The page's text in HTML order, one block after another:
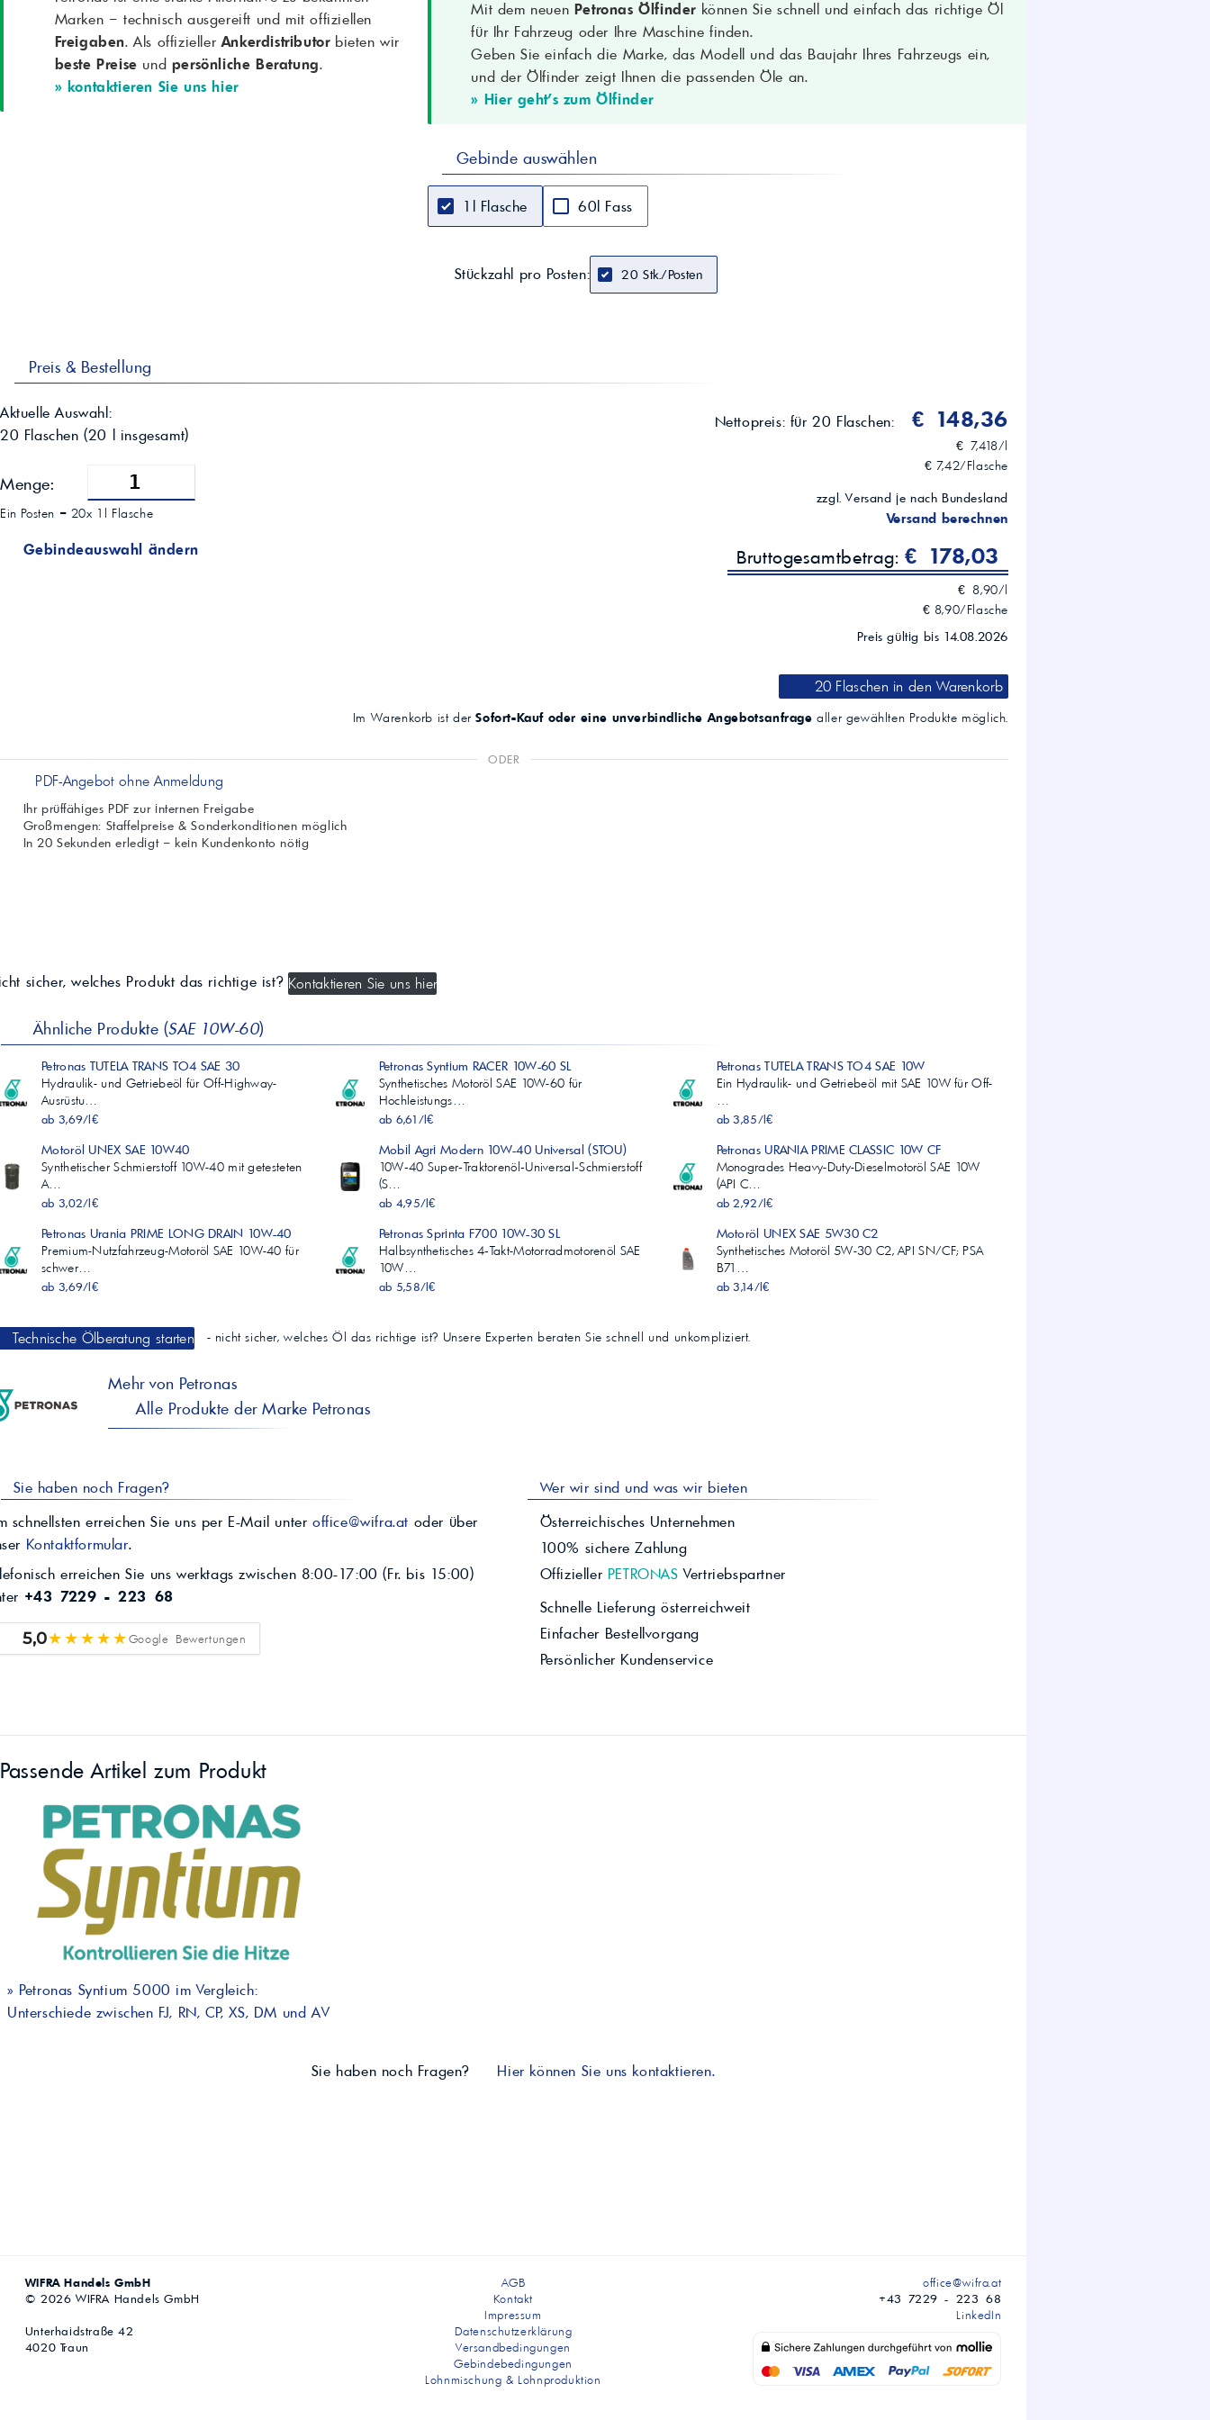
Marken – technisch ausgereift und mit offiziellen
Freigaben. Als offiziellerAnkerdistributorbieten wir
beste Preise und persönliche Beratung.
» kontaktieren Sie uns hier
Hinweis
Betriebsanleitung des Fahrzeugs beachten (empfohlene Viskosität/Spezifikationen)
Mit dem neuen Petronas Ölfinder können Sie schnell und einfach das richtige Öl
für Ihr Fahrzeug oder Ihre Maschine finden.
Geben Sie einfach die Marke, das Modell und das Baujahr Ihres Fahrzeugs ein,
und der Ölfinder zeigt Ihnen die passenden Öle an.
» Hier geht's zum Ölfinder
Gebinde auswählen
1l Flasche 60l Fass
Stückzahl pro Posten: 20 Stk./Posten
Preis & Bestellung
Aktuelle Auswahl:
20 Flaschen (20 l insgesamt)
Menge:
Ein Posten = 20x 1l Flasche
Gebindeauswahl ändern
Nettopreis: für 20 Flaschen: € 148,36
€ 7,418/l
€ 7,42/Flasche
zzgl. Versand je nach Bundesland
Versand berechnen
Bruttogesamtbetrag:€ 178,03
€ 8,90/l
€ 8,90/Flasche
Preis gültig bis 14.08.2026
20 Flaschen in den Warenkorb
Im Warenkorb ist derSofort-Kauf oder eine unverbindliche Angebotsanfrage aller gewählten Produkte möglich.
ODER
PDF-Angebot ohne Anmeldung
Ihr prüffähiges PDF zur internen Freigabe
Großmengen: Staffelpreise & Sonderkonditionen möglich
In 20 Sekunden erledigt – kein Kundenkonto nötig
sicher, welches Produkt das richtige ist? Kontaktieren Sie uns hier
Ähnliche Produkte (SAE 10W-60)
Petronas TUTELA TRANS TO4 SAE 30
Hydraulik- und Getriebeöl für Off-Highway-
Ausrüstu…
ab 3,69/l€
Petronas Syntium RACER 10W-60 SL
Synthetisches Motoröl SAE 10W-60 für
Hochleistungs…
ab 6,61/l€
Petronas TUTELA TRANS TO4 SAE 10W
Ein Hydraulik- und Getriebeöl mit SAE 10W für Off-
…
ab 3,85/l€
Motoröl UNEX SAE 10W40
Synthetischer Schmierstoff 10W-40 mit getesteten
A…
ab 3,02/l€
Mobil Agri Modern 10W-40 Universal (STOU)
10W‑40 Super‑Traktorenöl‑Universal‑Schmierstoff
(S…
ab 4,95/l€
Petronas URANIA PRIME CLASSIC 10W CF
Monogrades Heavy-Duty-Dieselmotoröl SAE 10W
(API C…
ab 2,92/l€
Petronas Urania PRIME LONG DRAIN 10W-40
Premium-Nutzfahrzeug-Motoröl SAE 10W-40 für
schwer…
ab 3,69/l€
Petronas Sprinta F700 10W-30 SL
Halbsynthetisches 4‑Takt-Motorradmotorenöl SAE
10W…
ab 5,58/l€
Motoröl UNEX SAE 5W30 C2
Synthetisches Motoröl 5W-30 C2, API SN/CF; PSA
B71…
ab 3,14/l€
Technische Ölberatung starten - nicht sicher, welches Öl das richtige ist? Unsere Experten beraten Sie schnell und unkompliziert.
Mehr von Petronas
Alle Produkte der Marke Petronas
Sie haben noch Fragen?
schnellsten erreichen Sie uns per E-Mail unteroffice@wifra.at oder über
Kontaktformular.
erreichen Sie uns werktags zwischen 8:00-17:00 (Fr. bis 15:00)
+43 7229 - 223 68
5,0★★★★★Google Bewertungen
Wer wir sind und was wir bieten
Österreichisches Unternehmen
100% sichere Zahlung
Offizieller PETRONAS Vertriebspartner
Schnelle Lieferung österreichweit
Einfacher Bestellvorgang
Persönlicher Kundenservice
Passende Artikel zum Produkt
» Petronas Syntium 5000 im Vergleich:
Unterschiede zwischen FJ, RN, CP, XS, DM und AV
Sie haben noch Fragen? Hier können Sie uns kontaktieren.
WIFRA Handels GmbH
© 2026 WIFRA Handels GmbH
Unterhaidstraße 42
4020 Traun
AGB
Kontakt
Impressum
Datenschutzerklärung
Versandbedingungen
Gebindebedingungen
Lohnmischung & Lohnproduktion
office@wifra.at
+43 7229 - 223 68
LinkedIn